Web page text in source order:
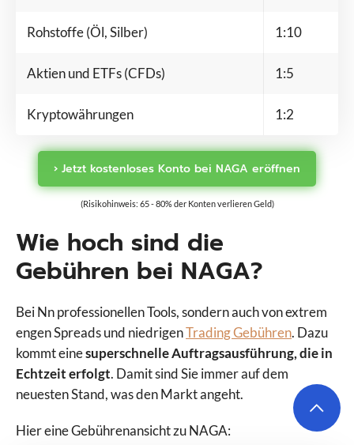
Rohstoffe (Öl, Silber) 1:10
Aktien und ETFs (CFDs) 1:5
Kryptowährungen 1:2
› Jetzt kostenloses Konto bei NAGA eröffnen
(Risikohinweis: 65 - 80% der Konten verlieren Geld)
Wie hoch sind die
Gebühren bei NAGA?
Bei Nn professionellen Tools, sondern auch von extrem
engen Spreads und niedrigenTrading Gebühren. Dazu
kommt einesuperschnelle Auftragsausführung, die in
Echtzeit erfolgt. Damit sind Sie immer auf dem
neuesten Stand, was den Markt angeht.
Hier eine Gebührenansicht zu NAGA: